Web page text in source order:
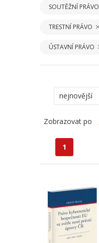
SOUTĚŽNÍ PRÁVO
TRESTNÍ PRÁVO
ÚSTAVNÍ PRÁVO
nejnovější
Zobrazovat po
1